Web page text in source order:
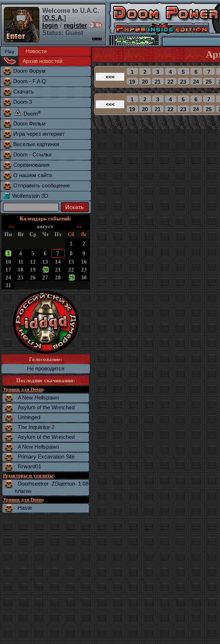
Welcome to U.A.C.
[O.S.A.]
login / register
Status: Guest
Новости
Архив новостей
Doom Форум
Doom - F.A.Q.
Скачать
Doom 3
Doom®
Doom Фильм
Игра через интернет
Веселые картинки
Doom - Ссылки
Соревнования
О нашем сайте
Отправить сообщение
Wolfenstein 3D
Календарь событий:
««
август
»»
Пн
Вт Ср Чт Пт Сб
Вс
1
2
3
4 5 6 7 8
9
10
11 12 13 14 15
16
17
18 19 20 21 22
23
24
25 26 27 28 29
30
31
Голосование:
Не проводится
Последние скачивания:
Уровни для Doom:
A New Hellspawn
Asylum of the Wretched
Unhinged
The Inquisitor 2
Asylum of the Wretched
A New Hellspawn
Primary Excavation Site
Rrward01
Редакторы и утилиты:
Doomseeker ZDaemon 1.08
плагин
Уровни для Doom:
Haste